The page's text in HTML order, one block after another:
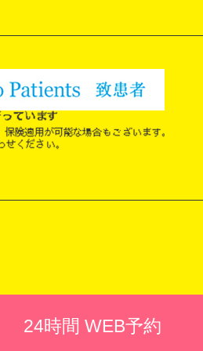
24時間 WEB予約